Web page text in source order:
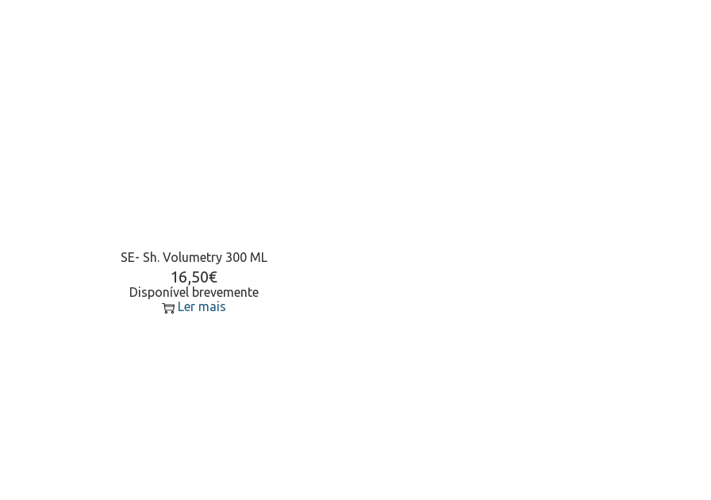
SE- Sh. Volumetry 300 ML
16,50€
Disponível brevemente
Ler mais